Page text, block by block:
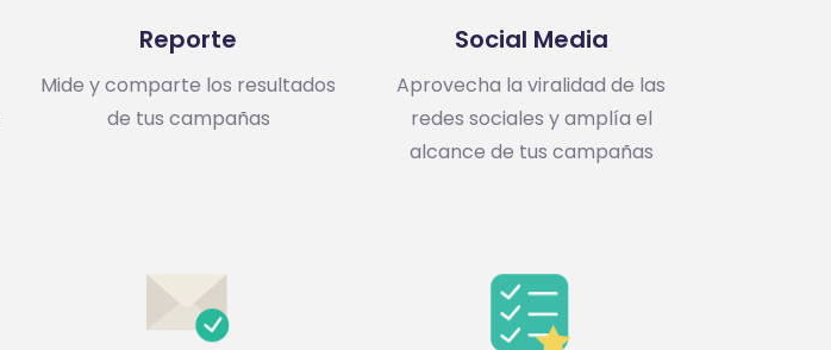
Reporte
Mide y comparte los resultados
de tus campañas
Social Media
Aprovecha la viralidad de las
redes sociales y amplía el
alcance de tus campañas